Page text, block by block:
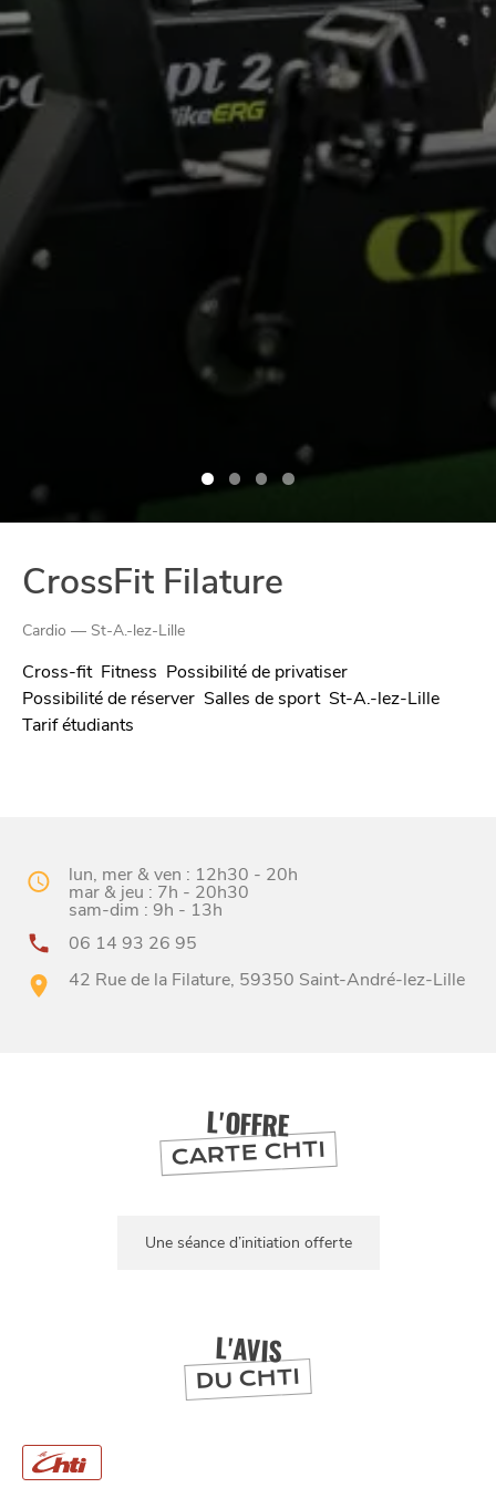
CrossFit Filature
Cardio — St-A.-lez-Lille
Cross-fit Fitness Possibilité de privatiser
Possibilité de réserver Salles de sport St-A.-lez-Lille
Tarif étudiants
L'AVIS
DU CHTI
lun, mer & ven : 12h30 - 20h
mar & jeu : 7h - 20h30
sam-dim : 9h - 13h
06 14 93 26 95
42 Rue de la Filature, 59350 Saint-André-lez-Lille
L'OFFRE
CARTE CHTI
Une séance d’initiation offerte
DEPUIS 1973